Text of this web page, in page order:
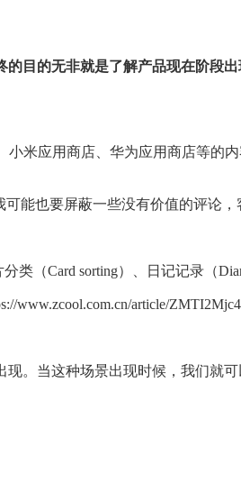
的目的无非就是了解产品现在阶段
米应用商店、华为应用商店等的
能也要屏蔽一些没有价值的评论
（Card sorting）、日记记录（
article/
。当这种场景出现时候，我们就